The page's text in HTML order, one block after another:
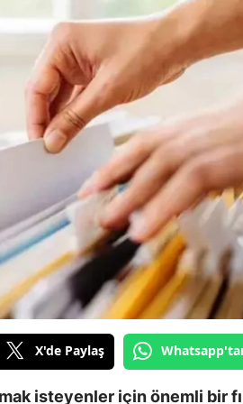
X'de Paylaş
isteyenler için önemli bir